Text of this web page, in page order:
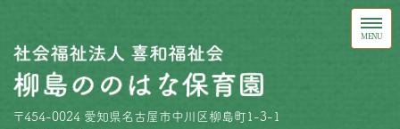
〒454-0024 愛知県名古屋市中川区柳島町1-3-1